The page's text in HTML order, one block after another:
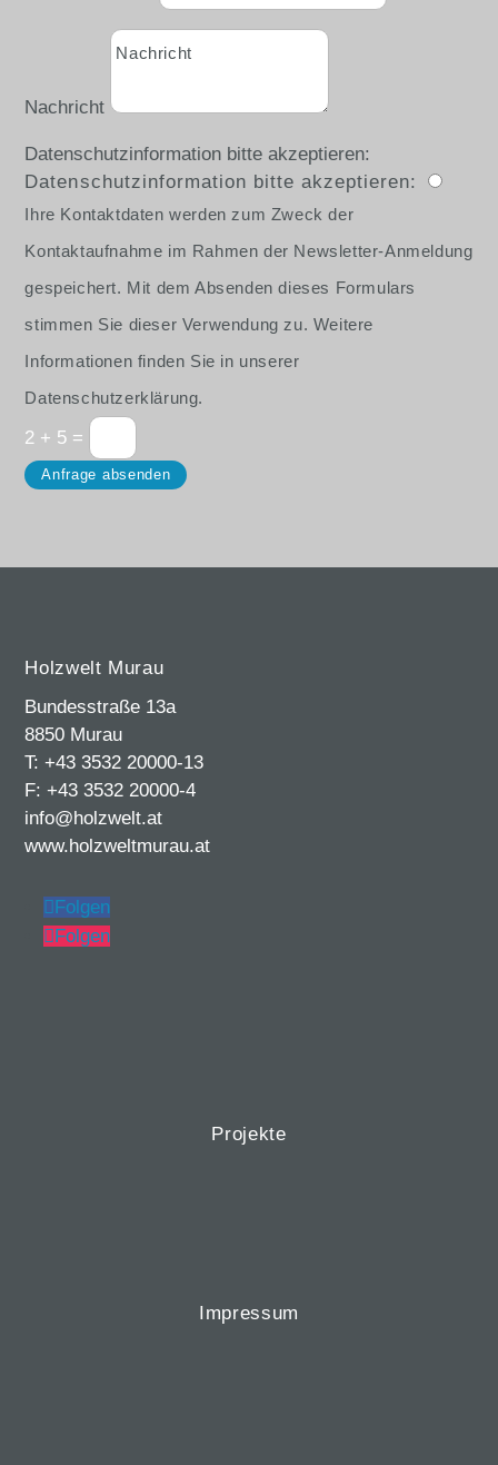
Nachricht
Datenschutzinformation bitte akzeptieren:
Datenschutzinformation bitte akzeptieren:
Ihre Kontaktdaten werden zum Zweck der
Kontaktaufnahme im Rahmen der Newsletter-Anmeldung
gespeichert. Mit dem Absenden dieses Formulars
stimmen Sie dieser Verwendung zu. Weitere
Informationen finden Sie in unserer
Datenschutzerklärung.
2 + 5 =
Anfrage absenden
Holzwelt Murau
Bundesstraße 13a
8850 Murau
T: +43 3532 20000-13
F: +43 3532 20000-4
info@holzwelt.at
www.holzweltmurau.at
Folgen
Folgen
Projekte
Impressum